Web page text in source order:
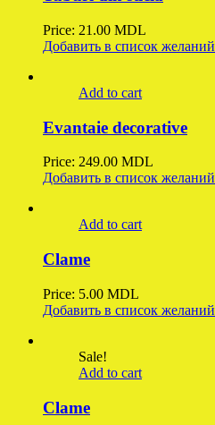
Price: 21.00 MDL
Добавить в список желаний
Add to cart
Evantaie decorative
Price: 249.00 MDL
Добавить в список желаний
Add to cart
Clame
Price: 5.00 MDL
Добавить в список желаний
Sale!
Add to cart
Clame